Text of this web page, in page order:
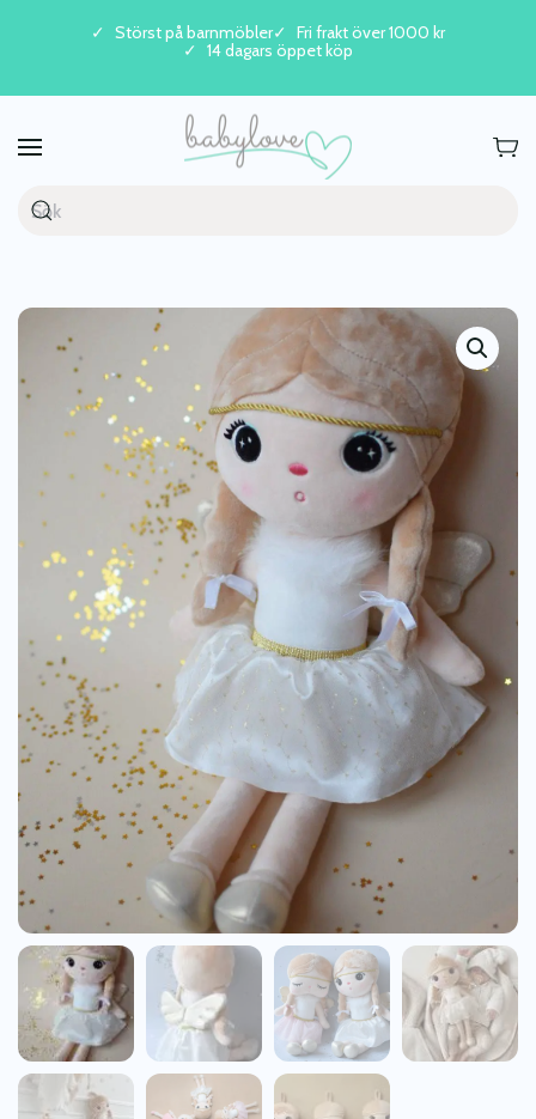
Skip to main content
Störst på barnmöbler
Fri frakt över 1000 kr
14 dagars öppet köp